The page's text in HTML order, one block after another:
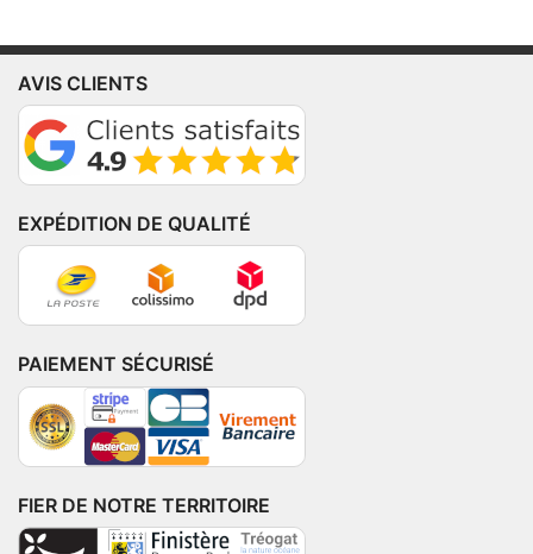
AVIS CLIENTS
EXPÉDITION DE QUALITÉ
PAIEMENT SÉCURISÉ
FIER DE NOTRE TERRITOIRE